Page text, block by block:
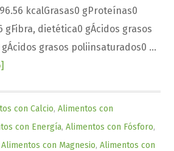
kcalGrasas0 gProteínas0
gFibra, dietética0 gÁcidos grasos
grasos poliinsaturados0 …
moreno
con Calcio,Alimentos con
con Energía,Alimentos con Fósforo,
Alimentos con Magnesio,Alimentos con